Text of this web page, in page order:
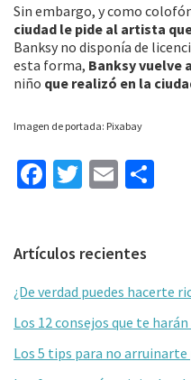
Sin embargo, y como
ciudad le pide al artista
Banksy no disponía de
esta forma, Banksy vuelve
niño que realizó en la
Imagen de portada: Pixabay
Fa
o
o
k
T
er
E
l
ar
tir
Barra
lateral
primaria
Artículos recientes
¿De verdad puedes hacerte
Los 12 consejos que te
Los 5 tips para no